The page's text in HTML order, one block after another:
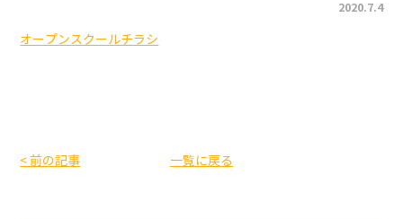
2020.7.4
オープンスクールチラシ
< 前の記事 一覧に戻る